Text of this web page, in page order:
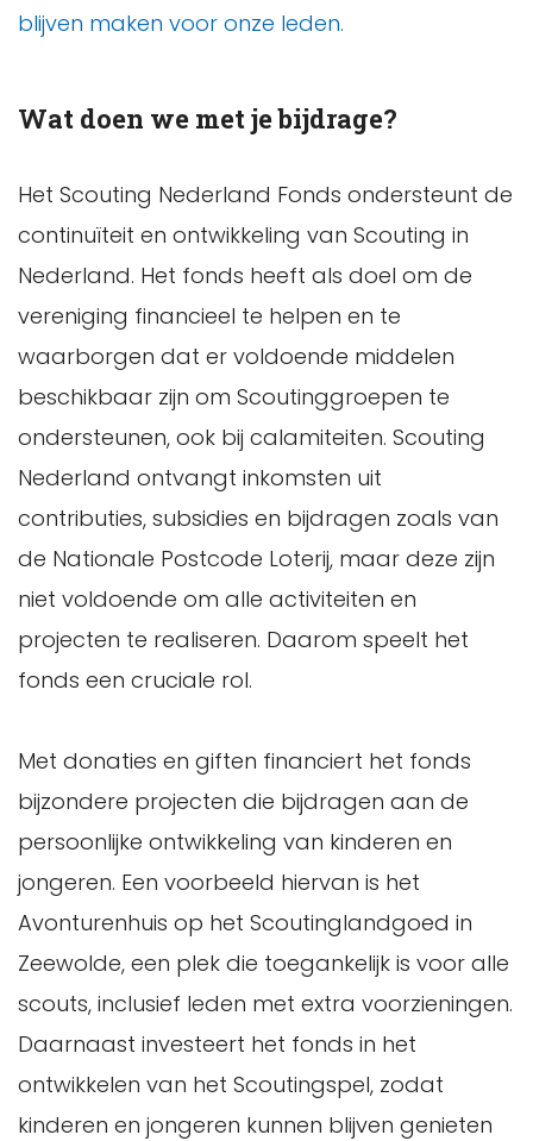
blijven maken voor onze leden.
Wat doen we met je bijdrage?
Het Scouting Nederland Fonds ondersteunt de
continuïteit en ontwikkeling van Scouting in
Nederland. Het fonds heeft als doel om de
vereniging financieel te helpen en te
waarborgen dat er voldoende middelen
beschikbaar zijn om Scoutinggroepen te
ondersteunen, ook bij calamiteiten. Scouting
Nederland ontvangt inkomsten uit
contributies, subsidies en bijdragen zoals van
de Nationale Postcode Loterij, maar deze zijn
niet voldoende om alle activiteiten en
projecten te realiseren. Daarom speelt het
fonds een cruciale rol.
Met donaties en giften financiert het fonds
bijzondere projecten die bijdragen aan de
persoonlijke ontwikkeling van kinderen en
jongeren. Een voorbeeld hiervan is het
Avonturenhuis op het Scoutinglandgoed in
Zeewolde, een plek die toegankelijk is voor alle
scouts, inclusief leden met extra voorzieningen.
Daarnaast investeert het fonds in het
ontwikkelen van het Scoutingspel, zodat
kinderen en jongeren kunnen blijven genieten